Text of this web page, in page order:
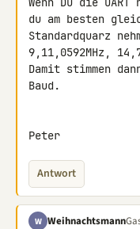
du am besten
Standardquarz
9,11,0592MHz,
Damit stimmen
Baud.
Peter
Antwort
W Weihnachtsmann